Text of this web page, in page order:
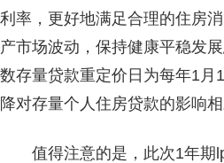
利率，更好地满足合理的住房
产市场波动，保持健康平稳发
数存量贷款重定价日为每年1月
降对存量个人住房贷款的影响相
值得注意的是，此次1年期